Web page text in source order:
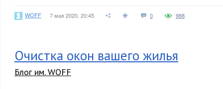
WOFF 7 мая 2020, 20:45 0 988
Очистка окон вашего жилья
Блог им. WOFF